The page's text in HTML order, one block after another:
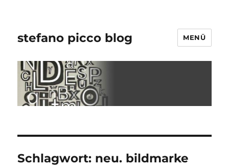
stefano picco blog MENÜ
Schlagwort: neu. bildmarke